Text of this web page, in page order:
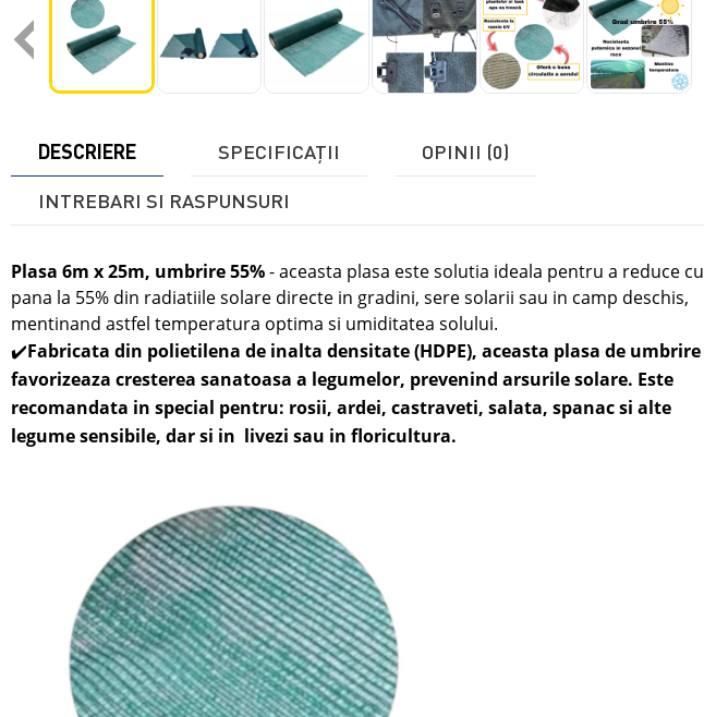
‹
DESCRIERE SPECIFICAŢII OPINII (0)
INTREBARI SI RASPUNSURI
Plasa 6m x 25m, umbrire 55%- aceasta plasa este solutia ideala pentru a reduce cu
pana la 55% din radiatiile solare directe in gradini, sere solarii sau in camp deschis,
mentinand astfel temperatura optima si umiditatea solului.
✔️Fabricata din polietilena de inalta densitate (HDPE), aceasta plasa de umbrire
favorizeaza cresterea sanatoasa a legumelor, prevenind arsurile solare. Este
recomandata in special pentru: rosii, ardei, castraveti, salata, spanac si alte
legume sensibile,dar si in livezi sau in floricultura.